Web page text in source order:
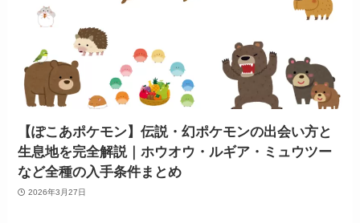
【ぽこあポケモン】伝説・幻ポケモンの出会い方と
生息地を完全解説｜ホウオウ・ルギア・ミュウツー
など全種の入手条件まとめ
2026年3月27日